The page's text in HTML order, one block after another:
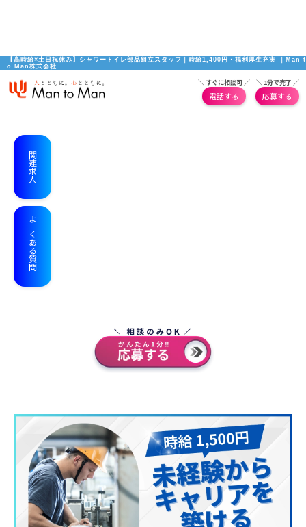
【高時給×土日祝休み】シャワートイレ部品組立スタッフ｜時給1,400円・福利厚生充実 ｜Man t
o Man株式会社
＼ すぐに相談可 ／
電話する
＼ 1分で完了 ／
応募する
関連求人
よくある質問